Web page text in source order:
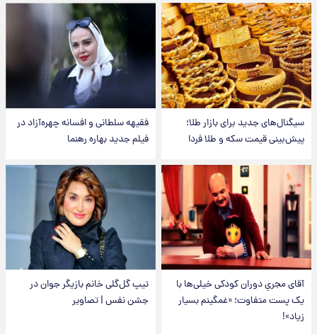
سیگنال‌های جدید برای بازار طلا؛
پیش‌بینی قیمت سکه و طلا فردا
فقیهه سلطانی و افسانه چهره‌آزاد در
فیلم جدید بهاره رهنما
آقای مجریِ دوران کودکی خیلی‌ها با
یک پست متفاوت؛ «غمگینم بسیار
زیاد»!
تیپ گل‌گلی خانم بازیگر جوان در
جشن نفس | تصاویر